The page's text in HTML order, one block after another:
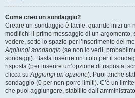
Come creo un sondaggio?
Creare un sondaggio è facile: quando inizi un
modifichi il primo messaggio di un argomento,
vedere, sotto lo spazio per l’inserimento del
Aggiungi sondaggio (se non lo vedi,
sondaggi). Basta inserire un titolo per il
risposta (per inserire un’opzione di risposta,
clicca suAggiungi un’opzione). Puoi anche
sondaggio (0 per non porre limiti). C’è un
che puoi aggiungere, stabilito